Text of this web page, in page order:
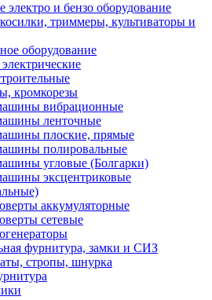
электро и бензо оборудование
триммеры, культиваторы и
оборудование
кромкорезы
вибрационные
ленточные
плоские, прямые
полировальные
угловые (Болгарки)
эксцентриковые
аккумуляторные
сетевые
фурнитура, замки и СИЗ
стропы, шнурка